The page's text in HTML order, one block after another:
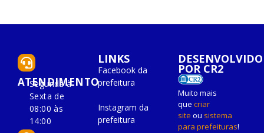
ATENDIMENTO
Segunda à
Sexta de
08:00 às
14:00
LINKS
Facebook da
prefeitura
Instagram da
prefeitura
DESENVOLVIDO
POR CR2
Muito mais
que criar
site ou sistema
para prefeituras!